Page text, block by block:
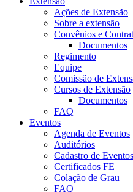
Ações de Extensão
Sobre a extensão
Convênios e
Documentos
Regimento
Equipe
Comissão de
Cursos de Extensão
Documentos
FAQ
Eventos
Agenda de Eventos
Auditórios
Cadastro de Eventos
Certificados FE
Colação de Grau
FAQ